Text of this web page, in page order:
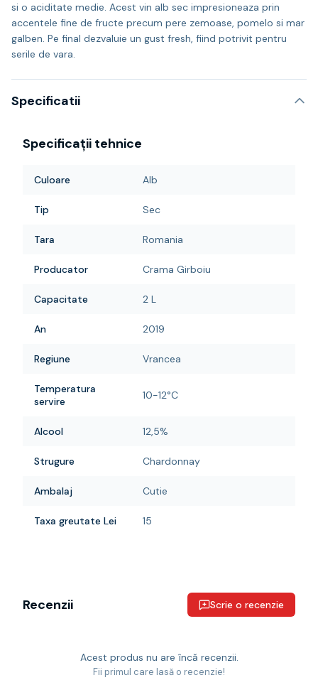
si o aciditate medie. Acest vin alb sec impresioneaza prin
accentele fine de fructe precum pere zemoase, pomelo si mar
galben. Pe final dezvaluie un gust fresh, fiind potrivit pentru
serile de vara.
Specificatii
Specificații tehnice
Culoare Alb
Tip Sec
Tara Romania
Producator Crama Girboiu
Capacitate 2 L
An 2019
Regiune Vrancea
Temperatura
servire
10-12°C
Alcool 12,5%
Strugure Chardonnay
Ambalaj Cutie
Taxa greutate Lei 15
Recenzii Scrie o recenzie
Acest produs nu are încă recenzii.
Fii primul care lasă o recenzie!